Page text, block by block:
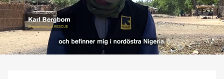
Video